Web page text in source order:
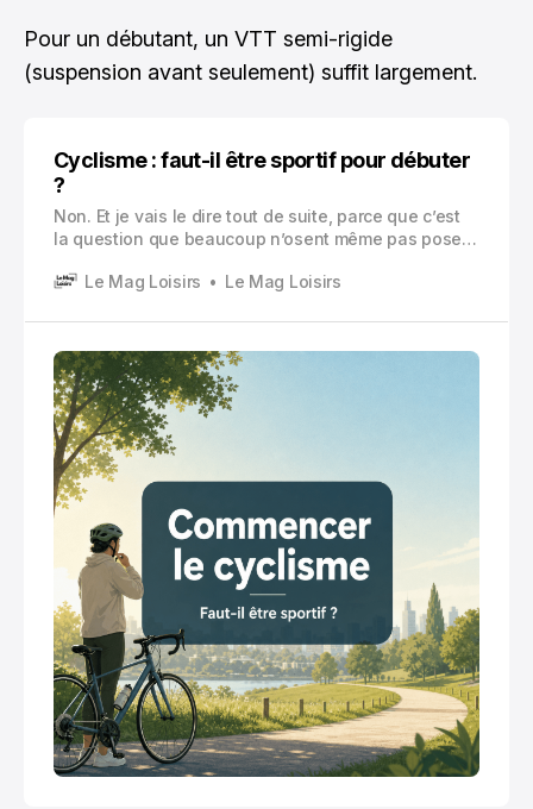
Pour un débutant, un VTT semi-rigide
(suspension avant seulement) suffit largement.
Cyclisme : faut-il être sportif pour débuter
?
Non. Et je vais le dire tout de suite, parce que c’est
la question que beaucoup n’osent même pas poser
Le Mag Loisirs
Le Mag Loisirs